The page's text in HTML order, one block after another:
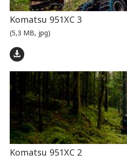
Komatsu 951XC 3
(5,3 MB, jpg)
Komatsu 951XC 2